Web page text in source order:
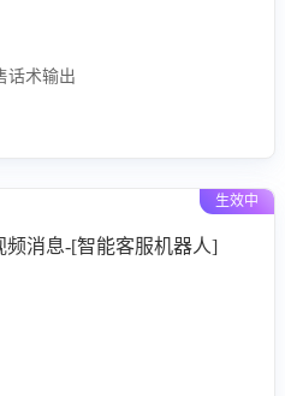
话术输出
生效中
频消息-[智能客服机器人]